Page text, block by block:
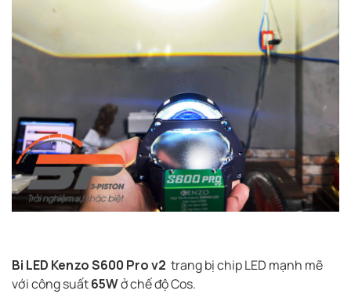
Bi LED Kenzo S600 Pro v2 trang bị chip LED mạnh mẽ
với công suất65Wở chế độ Cos.